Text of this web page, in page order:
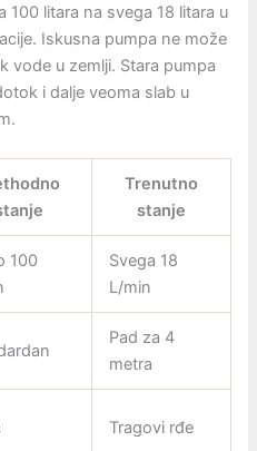
100 litara na svega 18 litara u
Iskusna pumpa ne može
vode u zemlji. Stara pumpa
i dalje veoma slab u
Trenutno
stanje
100
Svega 18
L/min
Pad za 4
metra
Tragovi rđe